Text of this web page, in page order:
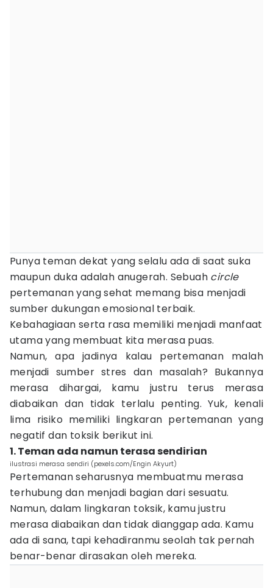
Punya teman dekat yang selalu ada di saat suka
maupun duka adalah anugerah. Sebuah circle
pertemanan yang sehat memang bisa menjadi
sumber dukungan emosional terbaik.
Kebahagiaan serta rasa memiliki menjadi manfaat
utama yang membuat kita merasa puas.
Namun, apa jadinya kalau pertemanan malah
menjadi sumber stres dan masalah? Bukannya
merasa dihargai, kamu justru terus merasa
diabaikan dan tidak terlalu penting. Yuk, kenali
lima risiko memiliki lingkaran pertemanan yang
negatif dan toksik berikut ini.
1. Teman ada namun terasa sendirian
ilustrasi merasa sendiri (pexels.com/Engin Akyurt)
Pertemanan seharusnya membuatmu merasa
terhubung dan menjadi bagian dari sesuatu.
Namun, dalam lingkaran toksik, kamu justru
merasa diabaikan dan tidak dianggap ada. Kamu
ada di sana, tapi kehadiranmu seolah tak pernah
benar-benar dirasakan oleh mereka.